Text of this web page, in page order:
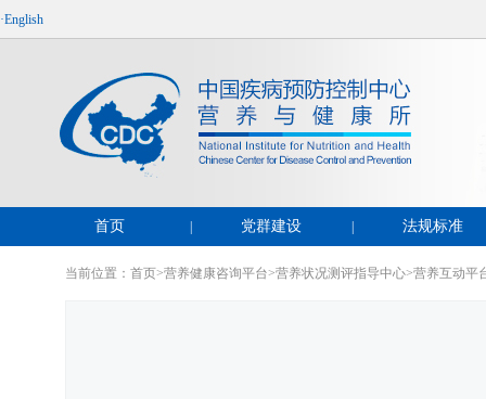
·English
首页 党群建设 法规标准
当前位置： 首页>营养健康咨询平台>营养状况测评指导中心>营养互动平